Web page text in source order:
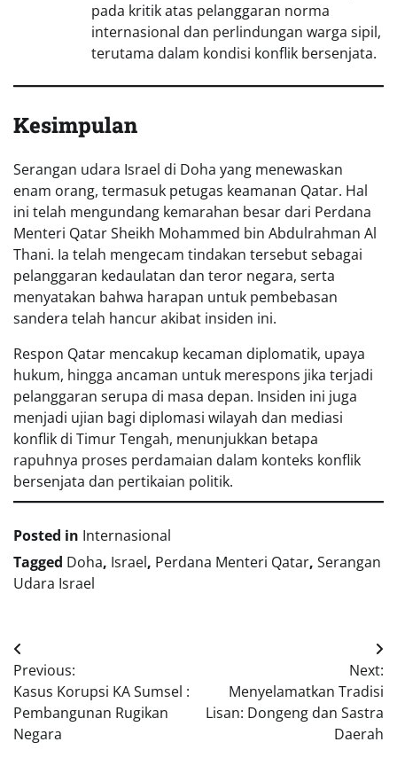
pada kritik atas pelanggaran norma
internasional dan perlindungan warga sipil,
terutama dalam kondisi konflik bersenjata.
Kesimpulan
Serangan udara Israel di Doha yang menewaskan
enam orang, termasuk petugas keamanan Qatar. Hal
ini telah mengundang kemarahan besar dari Perdana
Menteri Qatar Sheikh Mohammed bin Abdulrahman Al
Thani. Ia telah mengecam tindakan tersebut sebagai
pelanggaran kedaulatan dan teror negara, serta
menyatakan bahwa harapan untuk pembebasan
sandera telah hancur akibat insiden ini.
Respon Qatar mencakup kecaman diplomatik, upaya
hukum, hingga ancaman untuk merespons jika terjadi
pelanggaran serupa di masa depan. Insiden ini juga
menjadi ujian bagi diplomasi wilayah dan mediasi
konflik di Timur Tengah, menunjukkan betapa
rapuhnya proses perdamaian dalam konteks konflik
bersenjata dan pertikaian politik.
Posted in Internasional
Tagged Doha, Israel, Perdana Menteri Qatar, Serangan
Udara Israel
Navigasi
pos
Previous:
Kasus Korupsi KA Sumsel :
Pembangunan Rugikan
Negara
Next:
Menyelamatkan Tradisi
Lisan: Dongeng dan Sastra
Daerah